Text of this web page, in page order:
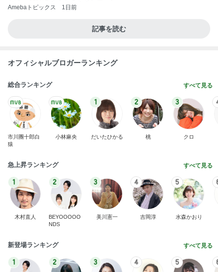
Amebaトピックス 1日前
記事を読む
オフィシャルブロガーランキング
総合ランキング すべて見る
市川團十郎白
猿
小林麻央
1
だいたひかる
2
桃
3
クロ
急上昇ランキング すべて見る
1
木村直人
2
BEYOOOOO
NDS
3
美川憲一
4
吉岡淳
5
水森かおり
新登場ランキング すべて見る
1 2 3 4 5